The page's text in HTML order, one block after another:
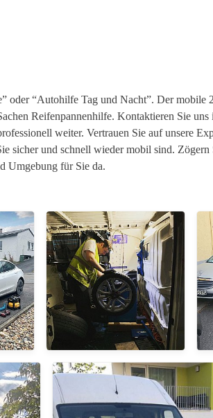
oder “Autohilfe Tag und Nacht”. Der mobile
Reifenpannenhilfe. Kontaktieren Sie
weiter. Vertrauen Sie auf unsere
sicher und schnell wieder mobil sind.
Umgebung für Sie da.